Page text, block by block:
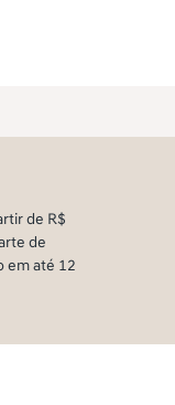
de R$
de
em até 12